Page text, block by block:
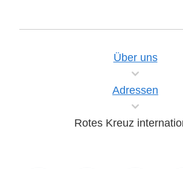
Über uns
Adressen
Rotes Kreuz